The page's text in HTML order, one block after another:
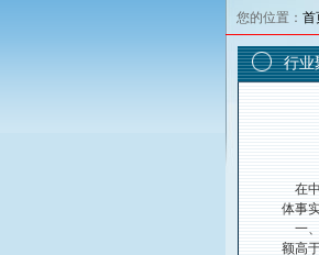
您的位置： 首
行业
在中
体事
一、
额高